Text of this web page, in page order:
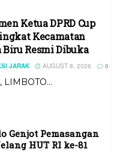
Ketua DPRD Cup
Kecamatan
Biru Resmi Dibuka
JARAK AUGUST 8, 2026 0
LIMBOTO...
Genjot Pemasangan
HUT RI ke-81